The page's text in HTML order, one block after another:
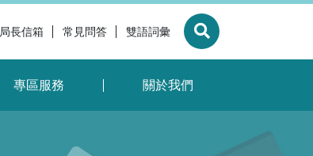
局長信箱 常見問答 雙語詞彙
展開搜尋
專區服務 關於我們